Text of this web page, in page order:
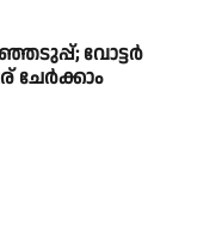
വോട്ടർ
ചേർക്കാം